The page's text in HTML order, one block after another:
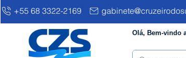
+55 68 3322-2169
Olá, Bem-vindo